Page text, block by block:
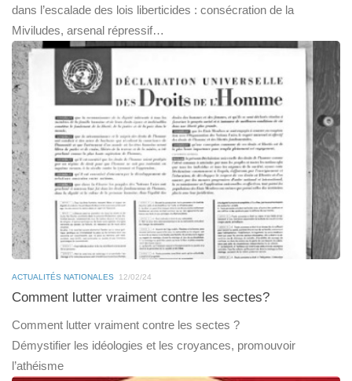
dans l’escalade des lois liberticides : consécration de la
Miviludes, arsenal répressif…
ACTUALITÉS NATIONALES 12/02/24
Comment lutter vraiment contre les sectes?
Comment lutter vraiment contre les sectes ?
Démystifier les idéologies et les croyances, promouvoir
l’athéisme